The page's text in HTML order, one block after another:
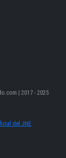
| 2017 - 2025
del JNE